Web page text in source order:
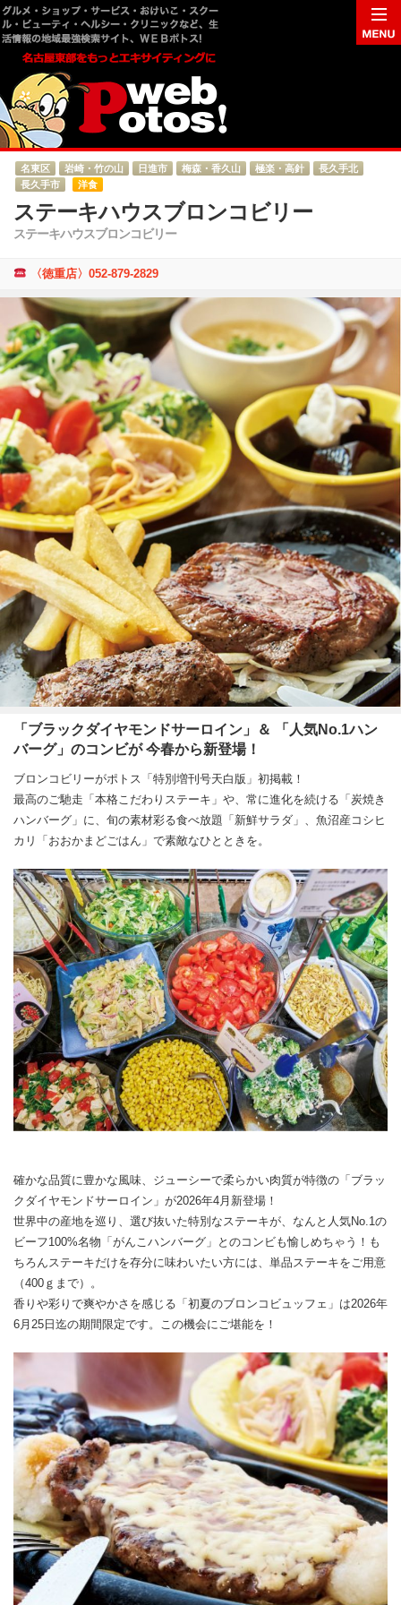
名東区 岩崎・竹の山 日進市 梅森・香久山 極楽・高針
長久手北
長久手市
洋食
ステーキハウスブロンコビリー
ステーキハウスブロンコビリー
〈徳重店〉052-879-2829
「ブラックダイヤモンドサーロイン」＆ 「人気No.1ハン
バーグ」のコンビが 今春から新登場！
ブロンコビリーがポトス「特別増刊号天白版」初掲載！
最高のご馳走「本格こだわりステーキ」や、常に進化を続ける「炭焼き
ハンバーグ」に、旬の素材彩る食べ放題「新鮮サラダ」、魚沼産コシヒ
カリ「おおかまどごはん」で素敵なひとときを。
確かな品質に豊かな風味、ジューシーで柔らかい肉質が特徴の「ブラッ
クダイヤモンドサーロイン」が2026年4月新登場！
世界中の産地を巡り、選び抜いた特別なステーキが、なんと人気No.1の
ビーフ100%名物「がんこハンバーグ」とのコンビも愉しめちゃう！も
ちろんステーキだけを存分に味わいたい方には、単品ステーキをご用意
（400ｇまで）。
香りや彩りで爽やかさを感じる「初夏のブロンコビュッフェ」は2026年
6月25日迄の期間限定です。この機会にご堪能を！